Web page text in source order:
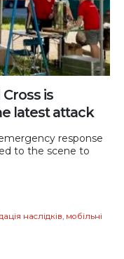
is
latest attack
response
to the scene to
наслідків, мобільні